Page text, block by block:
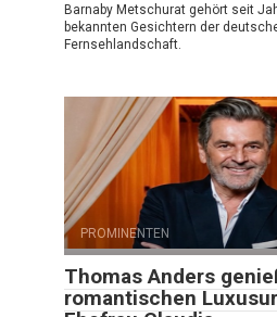
Barnaby Metschurat gehört seit
bekannten Gesichtern der
Fernsehlandschaft.
PROMINENTEN
Thomas Anders
romantischen